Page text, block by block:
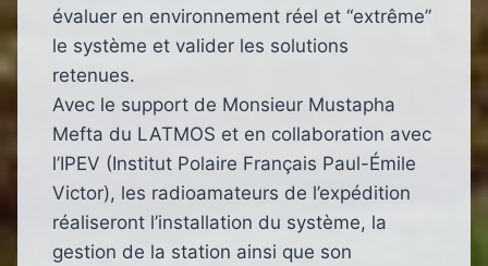
évaluer en environnement réel et “extrême”
le système et valider les solutions
retenues.
Avec le support de Monsieur Mustapha
Mefta du LATMOS et en collaboration avec
l’IPEV (Institut Polaire Français Paul-Émile
Victor), les radioamateurs de l’expédition
réaliseront l’installation du système, la
gestion de la station ainsi que son